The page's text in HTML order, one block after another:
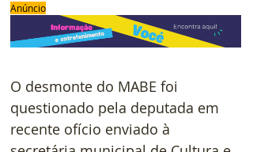
Anúncio
O desmonte do MABE foi
questionado pela deputada em
recente ofício enviado à